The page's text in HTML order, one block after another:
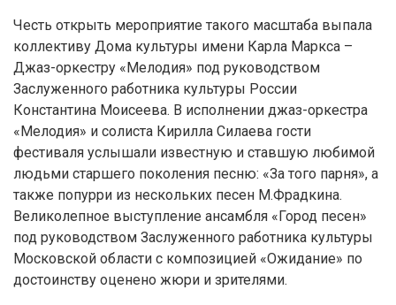
Честь открыть мероприятие такого масштаба выпала
коллективу Дома культуры имени Карла Маркса –
Джаз-оркестру «Мелодия» под руководством
Заслуженного работника культуры России
Константина Моисеева. В исполнении джаз-оркестра
«Мелодия» и солиста Кирилла Силаева гости
фестиваля услышали известную и ставшую любимой
людьми старшего поколения песню: «За того парня», а
также попурри из нескольких песен М.Фрадкина.
Великолепное выступление ансамбля «Город песен»
под руководством Заслуженного работника культуры
Московской области с композицией «Ожидание» по
достоинству оценено жюри и зрителями.